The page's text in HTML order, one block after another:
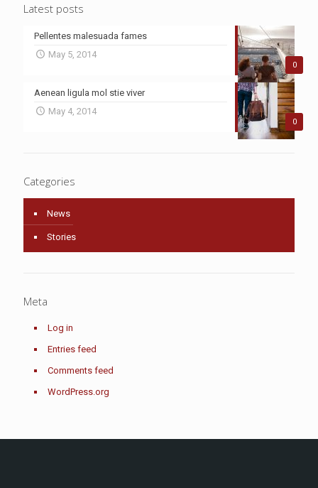
Latest posts
0
Pellentes malesuada fames
May 5, 2014
0
Aenean ligula mol stie viver
May 4, 2014
Categories
News
Stories
Meta
Log in
Entries feed
Comments feed
WordPress.org